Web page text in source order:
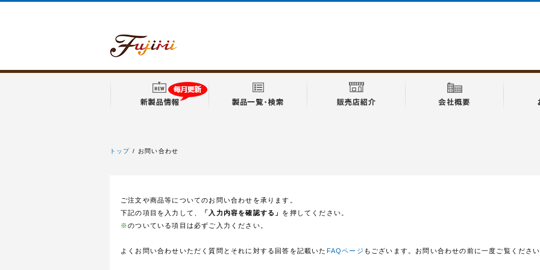
トップ お問い合わせ
ご注文や商品等についてのお問い合わせを承ります。
下記の項目を入力して、
「入力内容を確認する」 を押してください。
※のついている項目は必ずご入力ください。
よくお問い合わせいただく質問とそれに対する回答を記載いた FAQページ もございます。お問い合わせの前に一度ご覧くださ